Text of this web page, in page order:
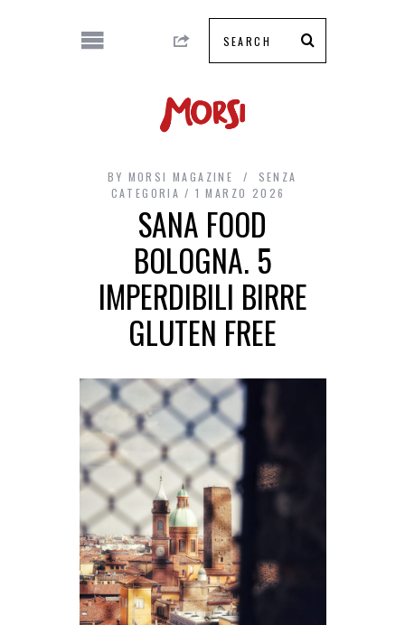
BY MORSI MAGAZINE
SENZA
CATEGORIA
1 MARZO 2026
SANA FOOD
BOLOGNA. 5
IMPERDIBILI BIRRE
GLUTEN FREE